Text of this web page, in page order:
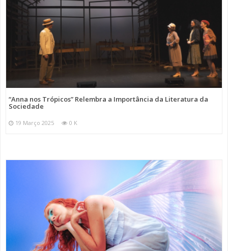
“Anna nos Trópicos” Relembra a Importância da Literatura da
Sociedade
19 Março 2025 0 K